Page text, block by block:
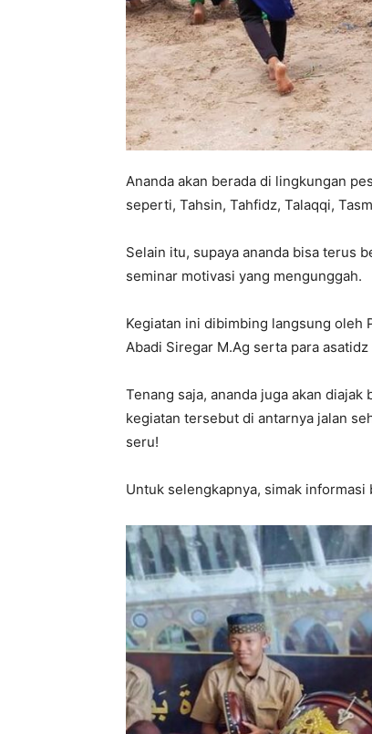
Ananda akan berada di lingkungan
seperti, Tahsin, Tahfidz, Talaqqi,
Selain itu, supaya ananda bisa terus
seminar motivasi yang mengunggah.
Kegiatan ini dibimbing langsung oleh
Abadi Siregar M.Ag serta para asatidz
Tenang saja, ananda juga akan
kegiatan tersebut di antarnya jalan
seru!
Untuk selengkapnya, simak informasi